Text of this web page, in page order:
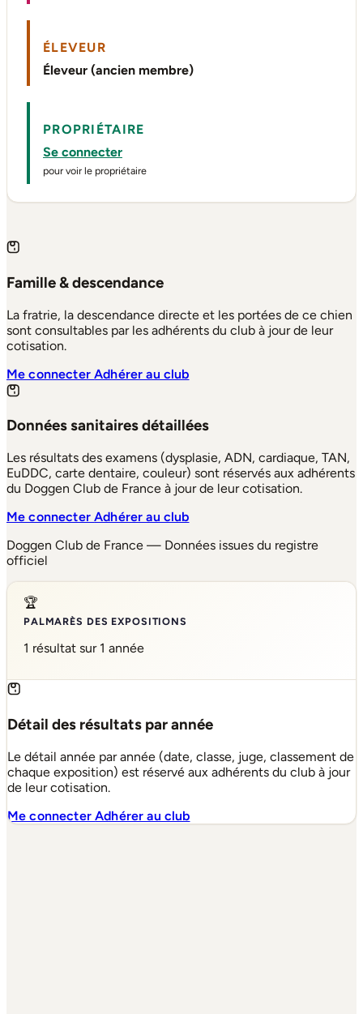
ÉLEVEUR
Éleveur (ancien membre)
PROPRIÉTAIRE
Se connecter
pour voir le propriétaire
Famille & descendance
La fratrie, la descendance directe et les portées de ce chien
sont consultables par les adhérents du club à jour de leur
cotisation.
Me connecterAdhérer au club
Données sanitaires détaillées
Les résultats des examens (dysplasie, ADN, cardiaque, TAN,
EuDDC, carte dentaire, couleur) sont réservés aux adhérents
du Doggen Club de France à jour de leur cotisation.
Me connecterAdhérer au club
Doggen Club de France — Données issues du registre
officiel
🏆
PALMARÈS DES EXPOSITIONS
1 résultat sur 1 année
Détail des résultats par année
Le détail année par année (date, classe, juge, classement de
chaque exposition) est réservé aux adhérents du club à jour
de leur cotisation.
Me connecterAdhérer au club